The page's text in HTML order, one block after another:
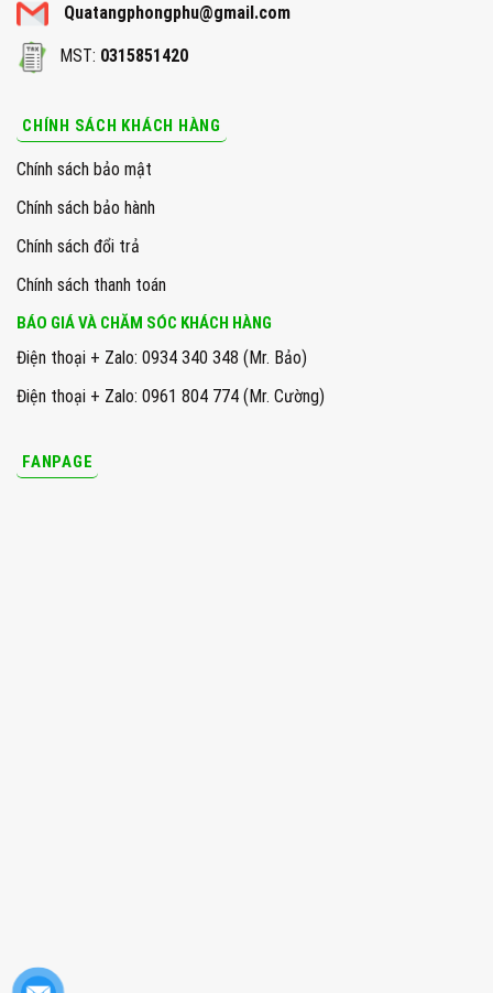
Quatangphongphu@gmail.com
MST: 0315851420
CHÍNH SÁCH KHÁCH HÀNG
Chính sách bảo mật
Chính sách bảo hành
Chính sách đổi trả
Chính sách thanh toán
BÁO GIÁ VÀ CHĂM SÓC KHÁCH HÀNG
Điện thoại + Zalo: 0934 340 348 (Mr. Bảo)
Điện thoại + Zalo: 0961 804 774 (Mr. Cường)
FANPAGE